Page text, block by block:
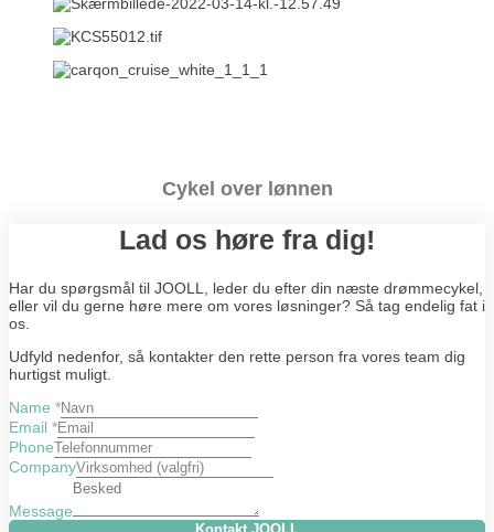
Cykel over lønnen
Lad os høre fra dig!
Har du spørgsmål til JOOLL, leder du efter din næste drømmecykel,
eller vil du gerne høre mere om vores løsninger? Så tag endelig fat i
os.
Udfyld nedenfor, så kontakter den rette person fra vores team dig
hurtigst muligt.
Name *
Email *
Phone
Company
Message